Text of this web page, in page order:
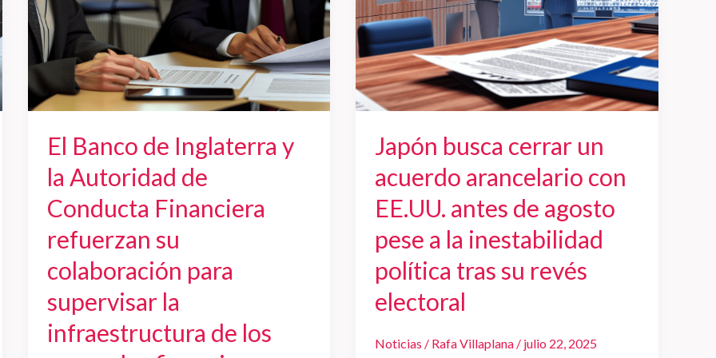
El Banco de Inglaterra y
la Autoridad de
Conducta Financiera
refuerzan su
colaboración para
supervisar la
infraestructura de los
Conducta
Financiera
refuerzan
colaboración
supervisar
infraestructura
de
mercados
financieros
revisar
su
Japón busca cerrar un
acuerdo arancelario con
EE.UU. antes de agosto
pese a la inestabilidad
política tras su revés
electoral
Noticias / Rafa Villaplana / julio 22, 2025
antes
de
agosto
pese
a
inestabilidad
política
tras
su
electoral